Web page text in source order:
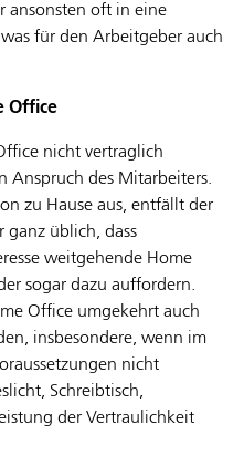
ansonsten oft in eine
für den Arbeitgeber auch
Office
nicht vertraglich
Anspruch des Mitarbeiters.
zu Hause aus, entfällt der
ganz üblich, dass
weitgehende Home
sogar dazu auffordern.
Office umgekehrt auch
insbesondere, wenn im
nicht
Schreibtisch,
der Vertraulichkeit